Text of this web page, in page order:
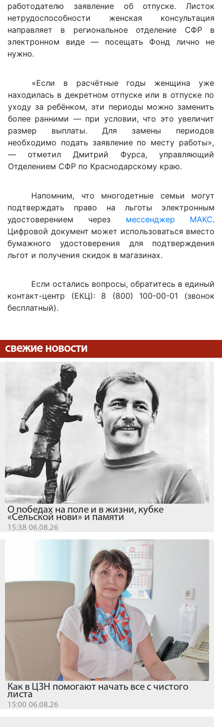
работодателю заявление об отпуске. Листок
нетрудоспособности женская консультация
направляет в региональное отделение СФР в
электронном виде — посещать Фонд лично не
нужно.
«Если в расчётные годы женщина уже
находилась в декретном отпуске или в отпуске по
уходу за ребёнком, эти периоды можно заменить
более ранними — при условии, что это увеличит
размер выплаты. Для замены периодов
необходимо подать заявление по месту работы»,
— отметил Дмитрий Фурса, управляющий
Отделением СФР по Краснодарскому краю.
Напомним, что многодетные семьи могут
подтверждать право на льготы электронным
удостоверением через мессенджер МАКС.
Цифровой документ может использоваться вместо
бумажного удостоверения для подтверждения
льгот и получения скидок в магазинах.
Если остались вопросы, обратитесь в единый
контакт-центр (ЕКЦ): 8 (800) 100-00-01 (звонок
бесплатный).
свежие новости
О победах на поле и в жизни, кубке
«Сельской нови» и памяти
15:38 06.08.26
Как в ЦЗН помогают начать все с чистого
листа
15:00 06.08.26